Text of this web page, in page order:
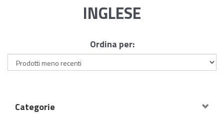
INGLESE
Ordina per:
Categorie